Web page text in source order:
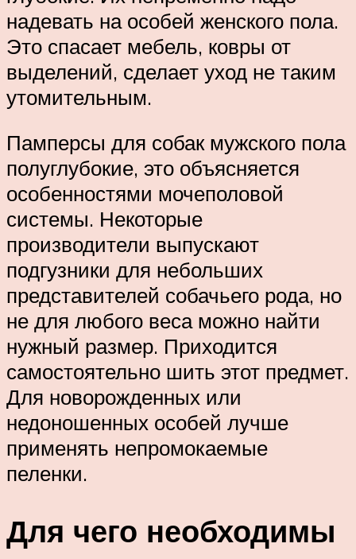
надевать на особей женского пола.
Это спасает мебель, ковры от
выделений, сделает уход не таким
утомительным.
Памперсы для собак мужского пола
полуглубокие, это объясняется
особенностями мочеполовой
системы. Некоторые
производители выпускают
подгузники для небольших
представителей собачьего рода, но
не для любого веса можно найти
нужный размер. Приходится
самостоятельно шить этот предмет.
Для новорожденных или
недоношенных особей лучше
применять непромокаемые
пеленки.
Для чего необходимы